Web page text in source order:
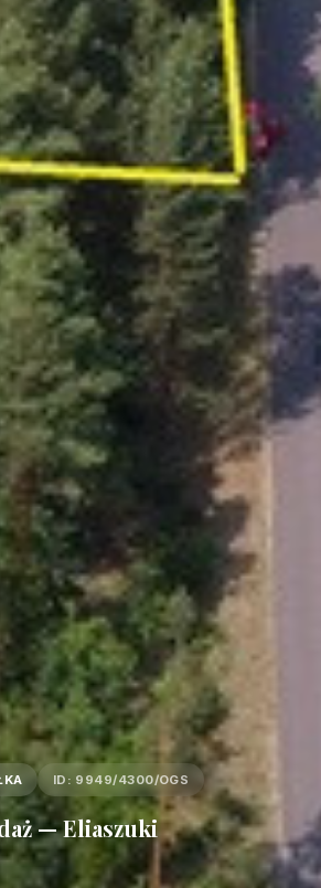
ID: 9949/4300/OGS
— Eliaszuki